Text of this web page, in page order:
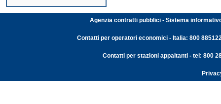
Agenzia contratti pubblici - Sistema
Contatti per operatori economici - Italia: 800
Contatti per stazioni appaltanti - tel: 800